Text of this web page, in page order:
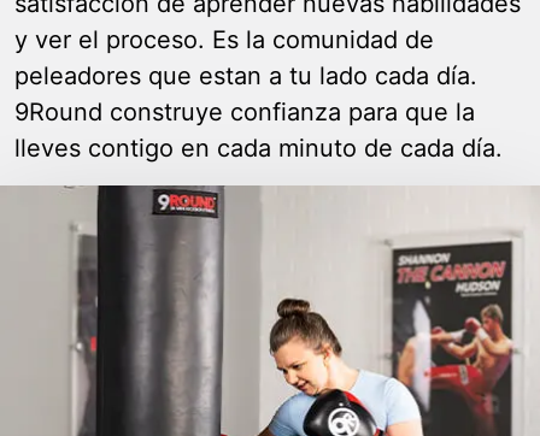
y ver el proceso. Es la comunidad de
peleadores que estan a tu lado cada día.
9Round construye confianza para que la
lleves contigo en cada minuto de cada día.